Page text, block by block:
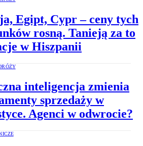
Egipt, Cypr – ceny tych
rosną. Tanieją za to
w Hiszpanii
inteligencja zmienia
sprzedaży w
Agenci w odwrocie?